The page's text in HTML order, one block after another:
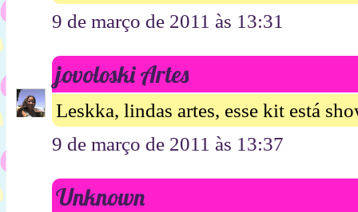
9 de março de 2011 às 13:31
jovoloski Artes
Leskka, lindas artes, esse kit está
9 de março de 2011 às 13:37
Unknown